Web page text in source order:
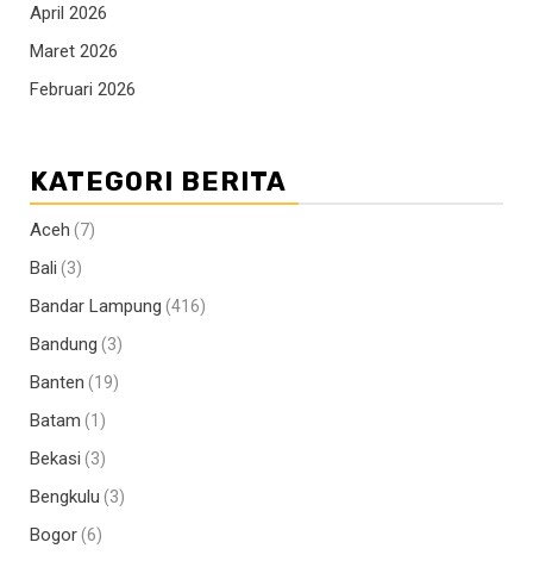
April 2026
Maret 2026
Februari 2026
KATEGORI BERITA
Aceh (7)
Bali (3)
Bandar Lampung (416)
Bandung (3)
Banten (19)
Batam (1)
Bekasi (3)
Bengkulu (3)
Bogor(6)